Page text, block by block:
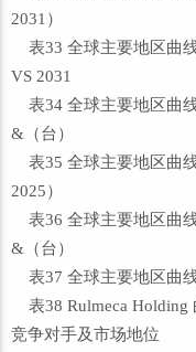
2031）
表33 全球主要地区曲
VS 2031
表34 全球主要地区曲
&（台）
表35 全球主要地区曲
2025）
表36 全球主要地区曲
&（台）
表37 全球主要地区曲
表38 Rulmeca Holding
竞争对手及市场地位